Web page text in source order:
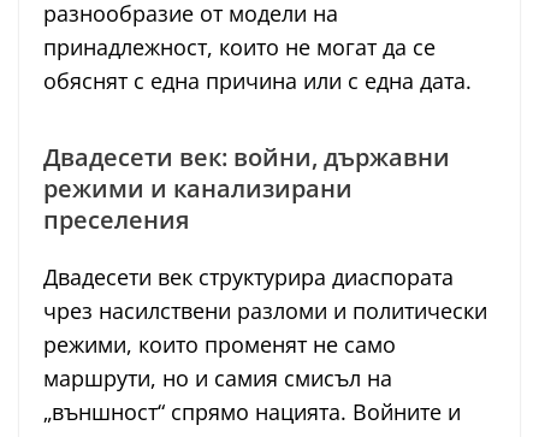
разнообразие от модели на
принадлежност, които не могат да се
обяснят с една причина или с една дата.
Двадесети век: войни, държавни
режими и канализирани
преселения
Двадесети век структурира диаспората
чрез насилствени разломи и политически
режими, които променят не само
маршрути, но и самия смисъл на
„външност“ спрямо нацията. Войните и